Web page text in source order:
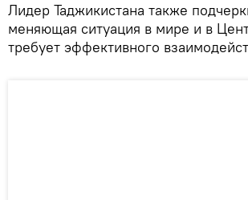
Лидер Таджикистана также
меняющая ситуация в мире и в
требует эффективного